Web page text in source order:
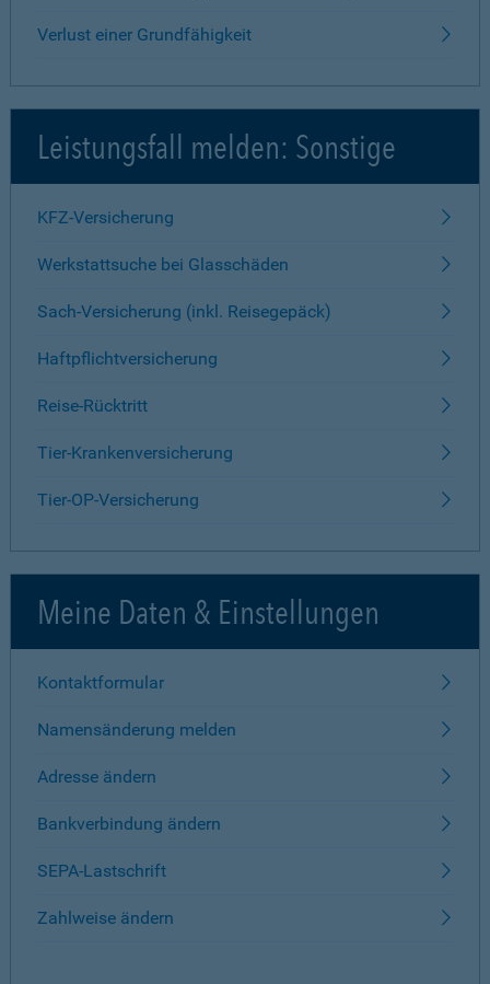
Verlust einer Grundfähigkeit
Leistungsfall melden: Sonstige
KFZ-Versicherung
Werkstattsuche bei Glasschäden
Sach-Versicherung (inkl. Reisegepäck)
Haftpflichtversicherung
Reise-Rücktritt
Tier-Krankenversicherung
Tier-OP-Versicherung
Meine Daten & Einstellungen
Kontaktformular
Namensänderung melden
Adresse ändern
Bankverbindung ändern
SEPA-Lastschrift
Zahlweise ändern